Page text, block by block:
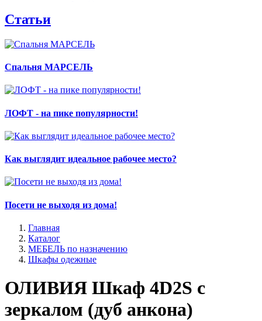
Статьи
Спальня МАРСЕЛЬ
ЛОФТ - на пике популярности!
Как выглядит идеальное рабочее место?
Посети не выходя из дома!
Главная
Каталог
МЕБЕЛЬ по назначению
Шкафы одежные
ОЛИВИЯ Шкаф 4D2S с
зеркалом (дуб анкона)